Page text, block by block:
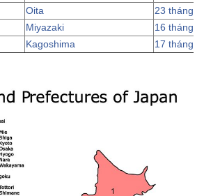
Oita
23 tháng 3
Miyazaki
16 tháng 3
Kagoshima 17 tháng 3